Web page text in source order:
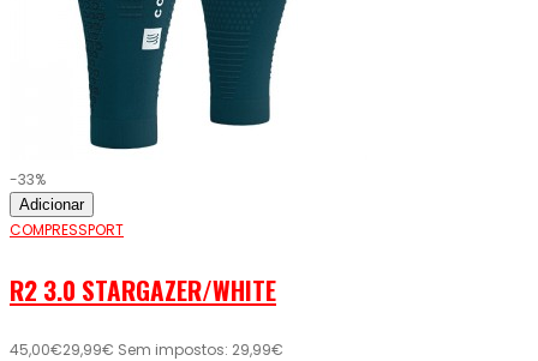
-33%
Adicionar
COMPRESSPORT
R2 3.0 STARGAZER/WHITE
45,00€29,99€ Sem impostos: 29,99€